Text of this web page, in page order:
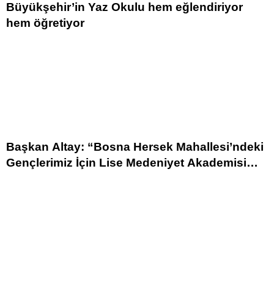
Büyükşehir’in Yaz Okulu hem eğlendiriyor
hem öğretiyor
Başkan Altay: “Bosna Hersek Mahallesi’ndeki
Gençlerimiz İçin Lise Medeniyet Akademisi